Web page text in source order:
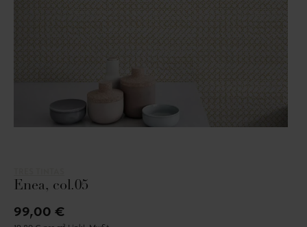
Enea, col.05
99,00 €